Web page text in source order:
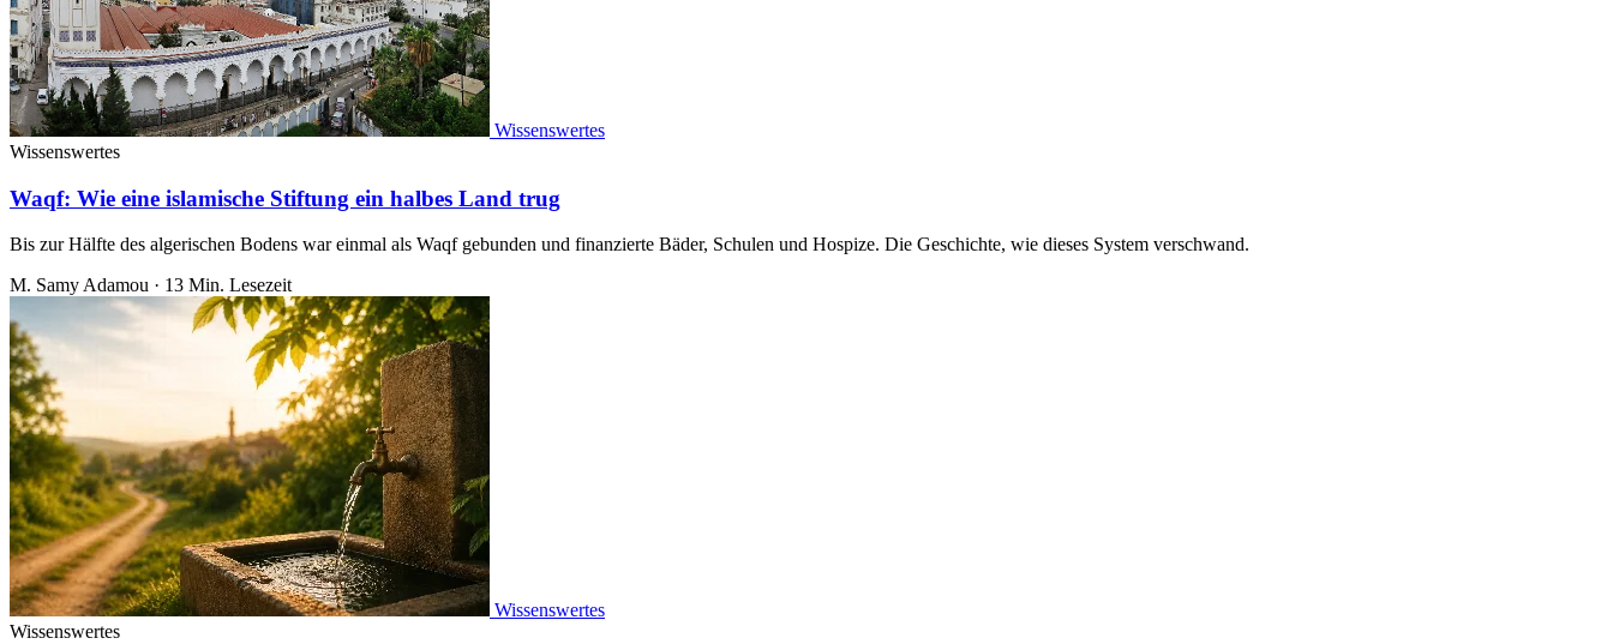
Wissenswertes
Wissenswertes
Waqf: Wie eine islamische Stiftung ein halbes Land trug
Bis zur Hälfte des algerischen Bodens war einmal als Waqf gebunden und finanzierte Bäder, Schulen und Hospize. Die Geschichte, wie dieses System verschwand.
M. Samy Adamou · 13 Min. Lesezeit
Wissenswertes
Wissenswertes